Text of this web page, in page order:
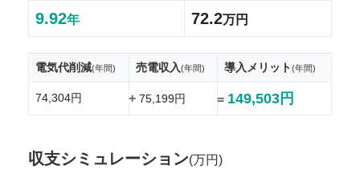
9.92年 72.2万円
電気代削減(年間) 売電収入(年間) 導入メリット(年間)
74,304円 +75,199円 = 149,503円
収支シミュレーション(万円)